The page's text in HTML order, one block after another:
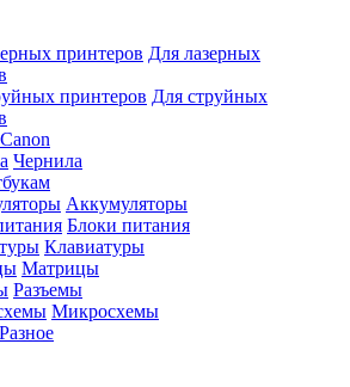
Для лазерных
Для струйных
Чернила
Аккумуляторы
Блоки питания
Клавиатуры
Матрицы
Разъемы
Микросхемы
Разное